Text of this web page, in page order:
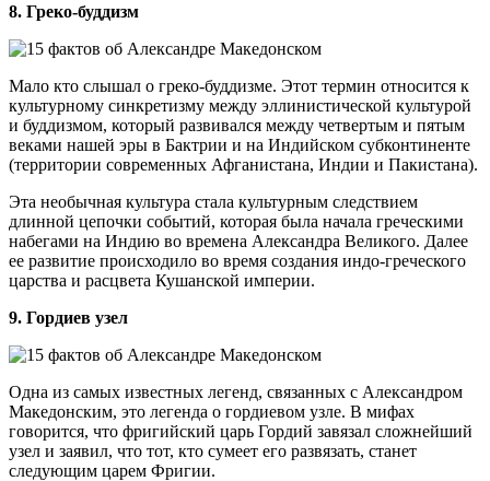
8. Греко-буддизм
Мало кто слышал о греко-буддизме. Этот термин относится к
культурному синкретизму между эллинистической культурой
и буддизмом, который развивался между четвертым и пятым
веками нашей эры в Бактрии и на Индийском субконтиненте
(территории современных Афганистана, Индии и Пакистана).
Эта необычная культура стала культурным следствием
длинной цепочки событий, которая была начала греческими
набегами на Индию во времена Александра Великого. Далее
ее развитие происходило во время создания индо-греческого
царства и расцвета Кушанской империи.
9. Гордиев узел
Одна из самых известных легенд, связанных с Александром
Македонским, это легенда о гордиевом узле. В мифах
говорится, что фригийский царь Гордий завязал сложнейший
узел и заявил, что тот, кто сумеет его развязать, станет
следующим царем Фригии.